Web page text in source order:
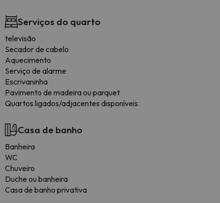
Serviços do quarto
televisão
Secador de cabelo
Aquecimento
Serviço de alarme
Escrivaninha
Pavimento de madeira ou parquet
Quartos ligados/adjacentes disponíveis
Casa de banho
Banheira
WC
Chuveiro
Duche ou banheira
Casa de banho privativa